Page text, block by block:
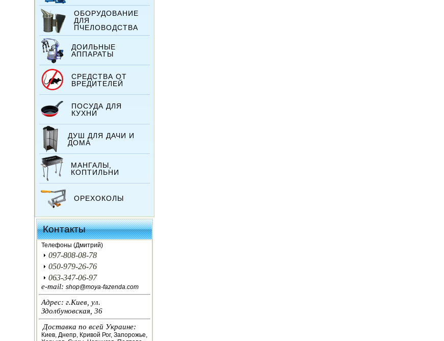
ОБОРУДОВАНИЕ
ДЛЯ
ПЧЕЛОВОДСТВА
ДОИЛЬНЫЕ
АППАРАТЫ
СРЕДСТВА ОТ
ВРЕДИТЕЛЕЙ
ПОСУДА ДЛЯ
КУХНИ
ДУШ ДЛЯ ДАЧИ И
ДОМА
МАНГАЛЫ,
КОПТИЛЬНИ
ОРЕХОКОЛЫ
ИНКУБАТОРЫ
ЗЕРНОДРОБИЛКИ
КОРМОРЕЗКИ
СОЛОМОРЕЗКИ
АВТОКЛАВЫ
ДЛЯ ОГОРОДА
Контакты
Телефоны (Дмитрий)
097-808-08-78
050-979-26-76
063-347-06-97
e-mail:shop@moya-fazenda.com
Адрес: г.Киев, ул.
Здолбуновская, 36
Доставка по всей Украине:
Киев, Днепр, Кривой Рог, Запорожье,